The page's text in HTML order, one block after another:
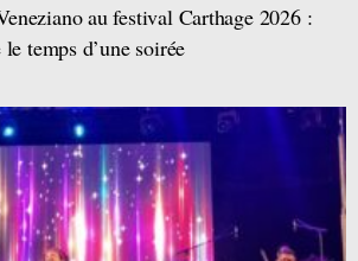
au festival Carthage 2026 :
temps d’une soirée